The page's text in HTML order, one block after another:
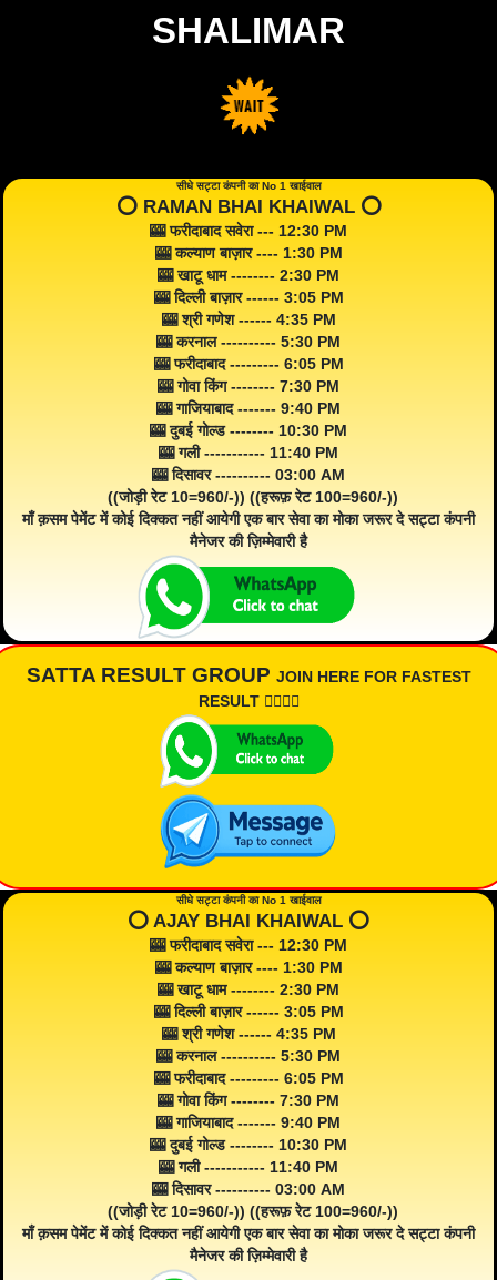
SHALIMAR
सीधे सट्टा कंपनी का No 1 खाईवाल
⭕️ RAMAN BHAI KHAIWAL ⭕️
🎰 फरीदाबाद सवेरा --- 12:30 PM
🎰 कल्याण बाज़ार ---- 1:30 PM
🎰 खाटू धाम -------- 2:30 PM
🎰 दिल्ली बाज़ार ------ 3:05 PM
🎰 श्री गणेश ------ 4:35 PM
🎰 करनाल ---------- 5:30 PM
🎰 फरीदाबाद --------- 6:05 PM
🎰 गोवा किंग -------- 7:30 PM
🎰 गाजियाबाद ------- 9:40 PM
🎰 दुबई गोल्ड -------- 10:30 PM
🎰 गली ----------- 11:40 PM
🎰 दिसावर ---------- 03:00 AM
((जोड़ी रेट 10=960/-)) ((हरूफ़ रेट 100=960/-))
माँ क़सम पेमेंट में कोई दिक्कत नहीं आयेगी एक बार सेवा का मोका जरूर दे सट्टा कंपनी
मैनेजर की ज़िम्मेवारी है
SATTA RESULT GROUP JOIN HERE FOR FASTEST
RESULT 👇🏾👇🏾
सीधे सट्टा कंपनी का No 1 खाईवाल
⭕️ AJAY BHAI KHAIWAL ⭕️
🎰 फरीदाबाद सवेरा --- 12:30 PM
🎰 कल्याण बाज़ार ---- 1:30 PM
🎰 खाटू धाम -------- 2:30 PM
🎰 दिल्ली बाज़ार ------ 3:05 PM
🎰 श्री गणेश ------ 4:35 PM
🎰 करनाल ---------- 5:30 PM
🎰 फरीदाबाद --------- 6:05 PM
🎰 गोवा किंग -------- 7:30 PM
🎰 गाजियाबाद ------- 9:40 PM
🎰 दुबई गोल्ड -------- 10:30 PM
🎰 गली ----------- 11:40 PM
🎰 दिसावर ---------- 03:00 AM
((जोड़ी रेट 10=960/-)) ((हरूफ़ रेट 100=960/-))
माँ क़सम पेमेंट में कोई दिक्कत नहीं आयेगी एक बार सेवा का मोका जरूर दे सट्टा कंपनी
मैनेजर की ज़िम्मेवारी है